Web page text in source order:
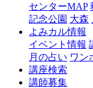
センターMAP
記念公園 大森
よみカル情報
イベント情報
月の占い ワン
講座検索
講師募集